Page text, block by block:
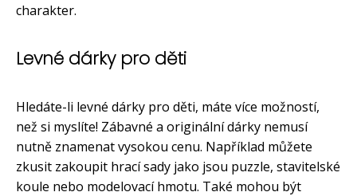
charakter.
Levné dárky pro děti
Hledáte-li levné dárky pro děti, máte více možností,
než si myslíte! Zábavné a originální dárky nemusí
nutně znamenat vysokou cenu. Například můžete
zkusit zakoupit hrací sady jako jsou puzzle, stavitelské
koule nebo modelovací hmotu. Také mohou být